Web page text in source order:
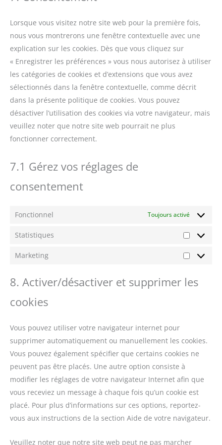
Lorsque vous visitez notre site web pour la première fois,
nous vous montrerons une fenêtre contextuelle avec une
explication sur les cookies. Dès que vous cliquez sur
« Enregistrer les préférences » vous nous autorisez à utiliser
les catégories de cookies et d’extensions que vous avez
sélectionnés dans la fenêtre contextuelle, comme décrit
dans la présente politique de cookies. Vous pouvez
désactiver l’utilisation des cookies via votre navigateur, mais
veuillez noter que notre site web pourrait ne plus
fonctionner correctement.
7.1 Gérez vos réglages de
consentement
Fonctionnel Toujours activé
Statistiques
Marketing
8. Activer/désactiver et supprimer les
cookies
Vous pouvez utiliser votre navigateur internet pour
supprimer automatiquement ou manuellement les cookies.
Vous pouvez également spécifier que certains cookies ne
peuvent pas être placés. Une autre option consiste à
modifier les réglages de votre navigateur Internet afin que
vous receviez un message à chaque fois qu’un cookie est
placé. Pour plus d’informations sur ces options, reportez-
vous aux instructions de la section Aide de votre navigateur.
Veuillez noter que notre site web peut ne pas marcher